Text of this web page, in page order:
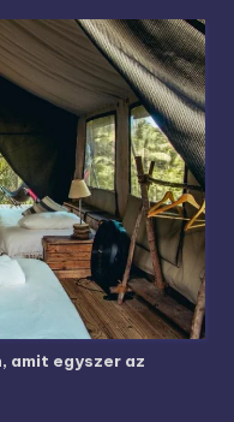
amit egyszer az